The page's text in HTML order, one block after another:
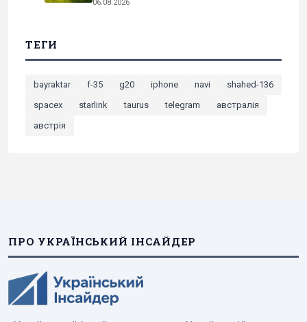
06.08.2026
ТЕГИ
bayraktar f-35 g20 iphone navi
shahed-136
spacex
starlink taurus telegram
австралія
австрія
ПРО УКРАЇНСЬКИЙ ІНСАЙДЕР